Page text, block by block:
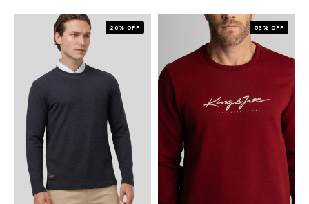
20% OFF 53% OFF